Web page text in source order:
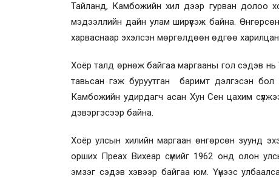
Тайланд, Камбожийн хил дээр гурван долоо
мэдээллийн дайн улам ширүүсэж байна.
харваснаар эхэлсэн мөргөлдөөн өдгөө харилцан
Хоёр талд өрнөж байгаа маргааны гол сэдэв
тавьсан гэж буруутган баримт дэлгэсэн
Камбожийн удирдагч асан Хун Сен цахим
дэвэргэсээр байна.
Хоёр улсын хилийн маргаан өнгөрсөн зуунд
орших Преах Вихеар сүмийг 1962 онд олон
эмзэг сэдэв хэвээр байгаа юм. Үүнээс